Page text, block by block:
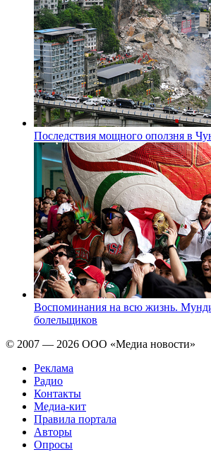
Последствия мощного оползня в
Воспоминания на всю жизнь.
болельщиков
© 2007 — 2026 ООО «Медиа новости»
Реклама
Радио
Контакты
Медиа-кит
Правила портала
Авторы
Опросы